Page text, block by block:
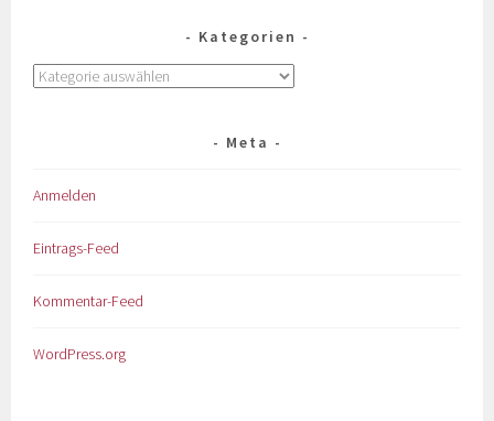
Kategorien
Meta
Anmelden
Eintrags-Feed
Kommentar-Feed
WordPress.org